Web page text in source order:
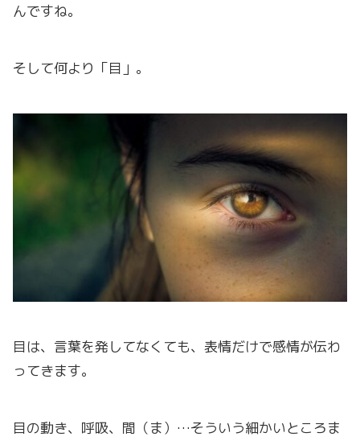
んですね。
そして何より「目」。
目は、言葉を発してなくても、表情だけで感情が伝わ
ってきます。
目の動き、呼吸、間（ま）…そういう細かいところま